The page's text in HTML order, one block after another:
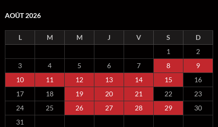
AOÛT 2026
L M M J V S
D
1
2
3
4 5 6 7 8
9
10
11 12 13 14 15
16
17
18 19 20 21 22
23
24
25 26 27 28 29
30
31